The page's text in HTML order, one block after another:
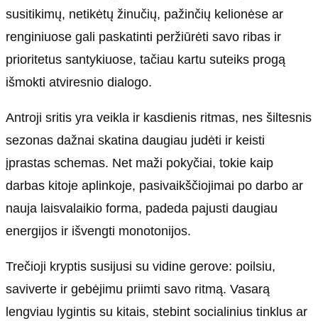
susitikimų, netikėtų žinučių, pažinčių kelionėse ar
renginiuose gali paskatinti peržiūrėti savo ribas ir
prioritetus santykiuose, tačiau kartu suteiks progą
išmokti atviresnio dialogo.
Antroji sritis yra veikla ir kasdienis ritmas, nes šiltesnis
sezonas dažnai skatina daugiau judėti ir keisti
įprastas schemas. Net maži pokyčiai, tokie kaip
darbas kitoje aplinkoje, pasivaikščiojimai po darbo ar
nauja laisvalaikio forma, padeda pajusti daugiau
energijos ir išvengti monotonijos.
Trečioji kryptis susijusi su vidine gerove: poilsiu,
saviverte ir gebėjimu priimti savo ritmą. Vasarą
lengviau lygintis su kitais, stebint socialinius tinklus ar